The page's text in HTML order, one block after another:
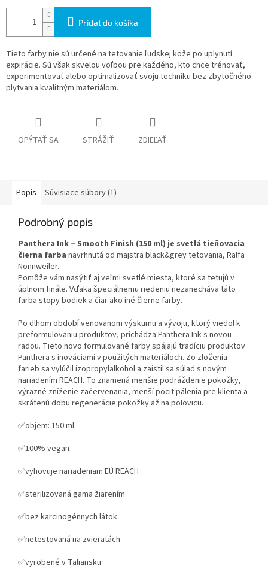
Pridať do košíka
Tieto farby nie sú určené na tetovanie ľudskej kože po uplynutí
expirácie. Sú však skvelou voľbou pre každého, kto chce trénovať,
experimentovať alebo optimalizovať svoju techniku bez zbytočného
plytvania kvalitným materiálom.
OPÝTAŤ SA STRÁŽIŤ ZDIEĽAŤ
Popis Súvisiace súbory (1)
Podrobný popis
Panthera Ink – Smooth Finish (150 ml) je svetlá tieňovacia
čierna farba navrhnutá od majstra black&grey tetovania, Ralfa
Nonnweiler.
Pomôže vám nasýtiť aj veľmi svetlé miesta, ktoré sa tetujú v
úplnom finále. Vďaka špeciálnemu riedeniu nezanecháva táto
farba stopy bodiek a čiar ako iné čierne farby.
Po dlhom období venovanom výskumu a vývoju, ktorý viedol k
preformulovaniu produktov, prichádza Panthera Ink s novou
radou. Tieto novo formulované farby spájajú tradíciu produktov
Panthera s inováciami v použitých materiáloch. Zo zloženia
farieb sa vylúčil izopropylalkohol a zaistil sa súlad s novým
nariadením REACH. To znamená menšie podráždenie pokožky,
výrazné zníženie začervenania, menší pocit pálenia pre klienta a
skrátenú dobu regenerácie pokožky až na polovicu.
✅objem: 150 ml
✅100% vegan
✅vyhovuje nariadeniam EÚ REACH
✅sterilizovaná gama žiarením
✅bez karcinogénnych látok
✅netestovaná na zvieratách
✅vyrobené v Taliansku